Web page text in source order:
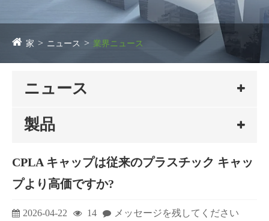
家 ニュース 業界ニュース
ニュース
製品
CPLA キャップは従来のプラスチック キャッ
プより高価ですか?
2026-04-22 14 メッセージを残してください